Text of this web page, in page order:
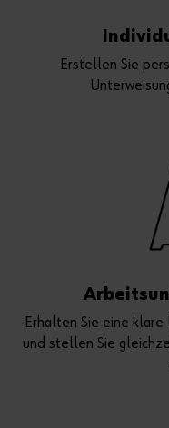
Erstellen Sie
Erhalten Sie eine
und stellen Sie